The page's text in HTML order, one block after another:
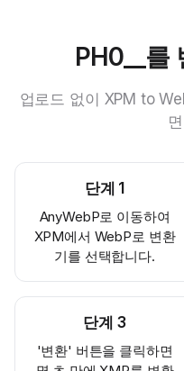
PH0__를
업로드 없이 XPM to
단계 1
AnyWebP로 이동하여
XPM에서 WebP로 변환
기를 선택합니다.
단계 3
'변환' 버튼을 클릭하면